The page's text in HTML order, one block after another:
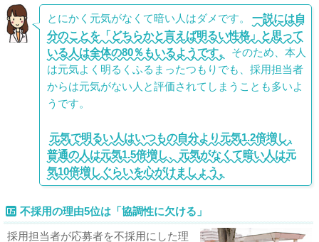
とにかく元気がなくて暗い人はダメです。
一説には自
分のことを「どちらかと言えば明るい性格」と思って
いる人は全体の80％もいるようです。
そのため、本人
は元気よく明るくふるまったつもりでも、採用担当者
からは元気がない人と評価されてしまうことも多いよ
うです。
元気で明るい人はいつもの自分より元気1.2倍増し、
普通の人は元気1.5倍増し、元気がなくて暗い人は元
気10倍増しぐらいを心がけましょう。
不採用の理由5位は「協調性に欠ける」
採用担当者が応募者を不採用にした理